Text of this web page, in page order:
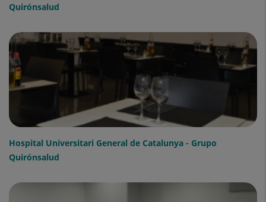
Quirónsalud
Hospital Universitari General de Catalunya - Grupo
Quirónsalud